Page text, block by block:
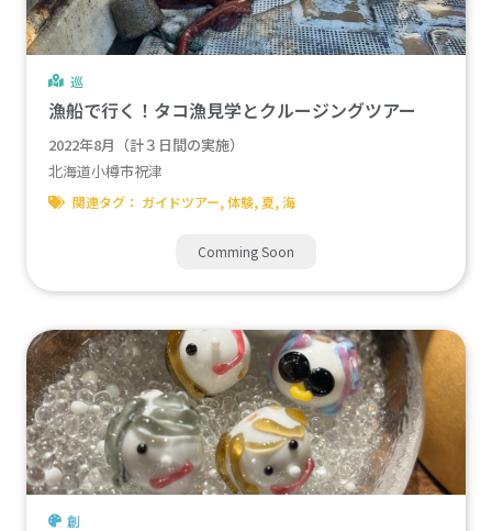
巡
漁船で行く！タコ漁見学とクルージングツアー
2022年8月（計３日間の実施）
北海道小樽市祝津
関連タグ： ガイドツアー,体験,夏,海
Comming Soon
創